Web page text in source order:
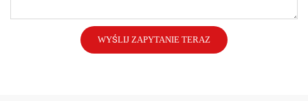
WYŚLIJ ZAPYTANIE TERAZ